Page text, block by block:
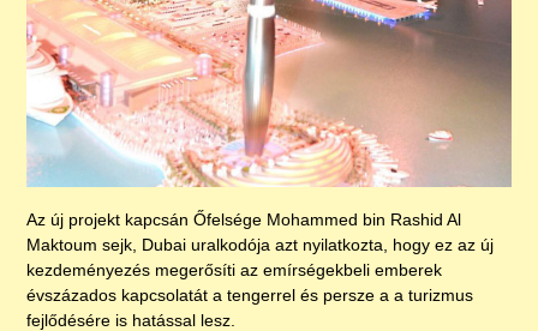
Az új projekt kapcsán Őfelsége Mohammed bin Rashid Al
Maktoum sejk, Dubai uralkodója azt nyilatkozta, hogy ez az új
kezdeményezés megerősíti az emírségekbeli emberek
évszázados kapcsolatát a tengerrel és persze a a turizmus
fejlődésére is hatással lesz.